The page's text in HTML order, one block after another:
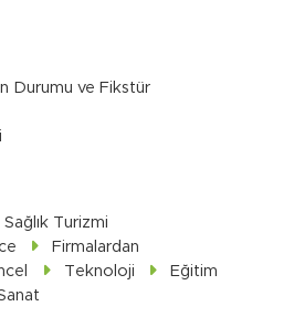
Durumu ve Fikstür
Sağlık Turizmi
Firmalardan
Teknoloji
Eğitim